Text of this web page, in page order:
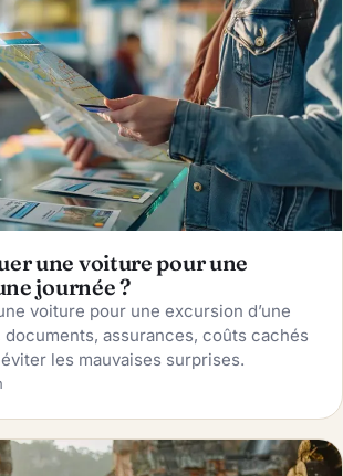
une voiture pour une
journée ?
voiture pour une excursion d’une
documents, assurances, coûts cachés
les mauvaises surprises.